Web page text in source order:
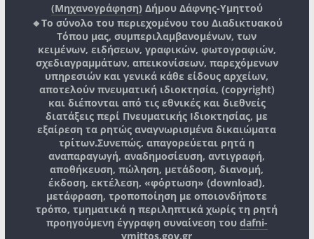
(Μηχανογράφηση) Δήμου Δάφνης-Υμηττού
🔸Το σύνολο του περιεχομένου του Διαδικτυακού
Τόπου μας, συμπεριλαμβανομένων, των
κειμένων, ειδήσεων, γραφικών, φωτογραφιών,
σχεδιαγραμμάτων, απεικονίσεων, παρεχόμενων
υπηρεσιών και γενικά κάθε είδους αρχείων,
αποτελούν πνευματική ιδιοκτησία, (copyright)
και διέπονται από τις εθνικές και διεθνείς
διατάξεις περί Πνευματικής Ιδιοκτησίας, με
εξαίρεση τα ρητώς αναγνωρισμένα δικαιώματα
τρίτων.Συνεπώς, απαγορεύεται ρητά η
αναπαραγωγή, αναδημοσίευση, αντιγραφή,
αποθήκευση, πώληση, μετάδοση, διανομή,
έκδοση, εκτέλεση, «φόρτωση» (download),
μετάφραση, τροποποίηση με οποιονδήποτε
τρόπο, τμηματικά η περιληπτικά χωρίς τη ρητή
προηγούμενη έγγραφη συναίνεση του dafni-
ymittos.gov.gr